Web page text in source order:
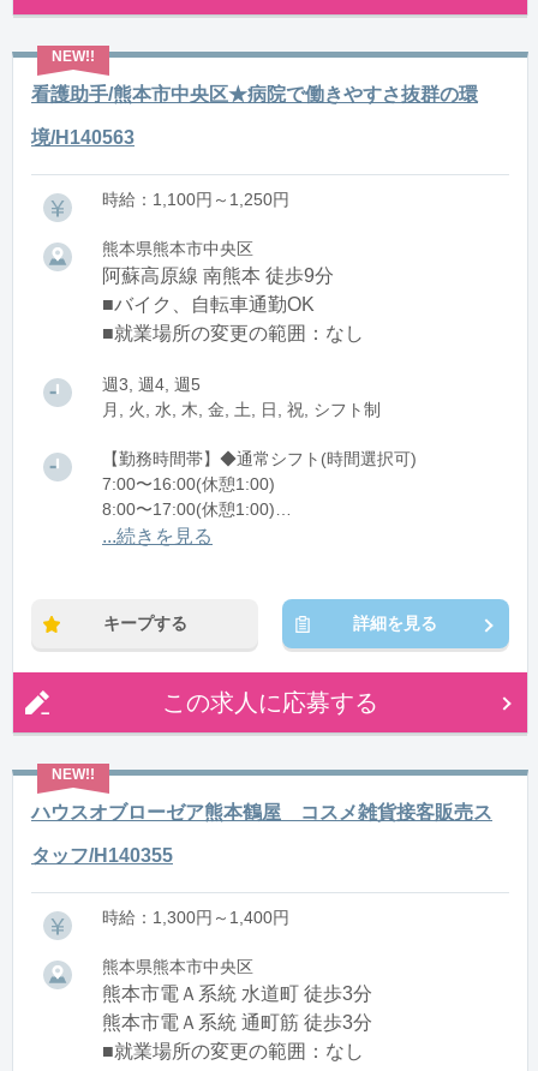
看護助手/熊本市中央区★病院で働きやすさ抜群の環
境/H140563
時給：1,100円～1,250円
熊本県熊本市中央区
阿蘇高原線 南熊本 徒歩9分
■バイク、自転車通勤OK
■就業場所の変更の範囲：なし
週3, 週4, 週5
月, 火, 水, 木, 金, 土, 日, 祝, シフト制
【勤務時間帯】◆通常シフト(時間選択可)
7:00〜16:00(休憩1:00)
8:00〜17:00(休憩1:00)
12:00〜21:00(休憩1:00)
...続きを見る
キープする 詳細を見る
この求人に応募する
ハウスオブローゼア熊本鶴屋 コスメ雑貨接客販売ス
タッフ/H140355
時給：1,300円～1,400円
熊本県熊本市中央区
熊本市電Ａ系統 水道町 徒歩3分
熊本市電Ａ系統 通町筋 徒歩3分
■就業場所の変更の範囲：なし